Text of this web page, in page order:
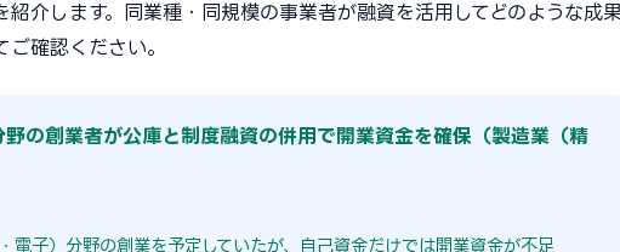
介します。同業種・同規模の事業者が融資を活用してどのような成
確認ください。
の創業者が公庫と制度融資の併用で開業資金を確保（製造業（精
電子）分野の創業を予定していたが、自己資金だけでは開業資金が不足